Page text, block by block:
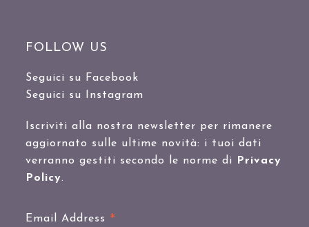
FOLLOW US
Seguici su Facebook
Seguici su Instagram
Iscriviti alla nostra newsletter per rimanere
aggiornato sulle ultime novità: i tuoi dati
verranno gestiti secondo le norme di
Privacy
Policy.
Email Address *